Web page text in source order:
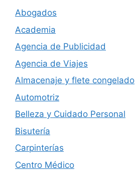
Abogados
Academia
Agencia de Publicidad
Agencia de Viajes
Almacenaje y flete congelado
Automotriz
Belleza y Cuidado Personal
Bisutería
Carpinterías
Centro Médico